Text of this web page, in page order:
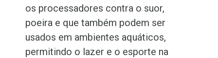
os processadores contra o suor,
poeira e que também podem ser
usados em ambientes aquáticos,
permitindo o lazer e o esporte na